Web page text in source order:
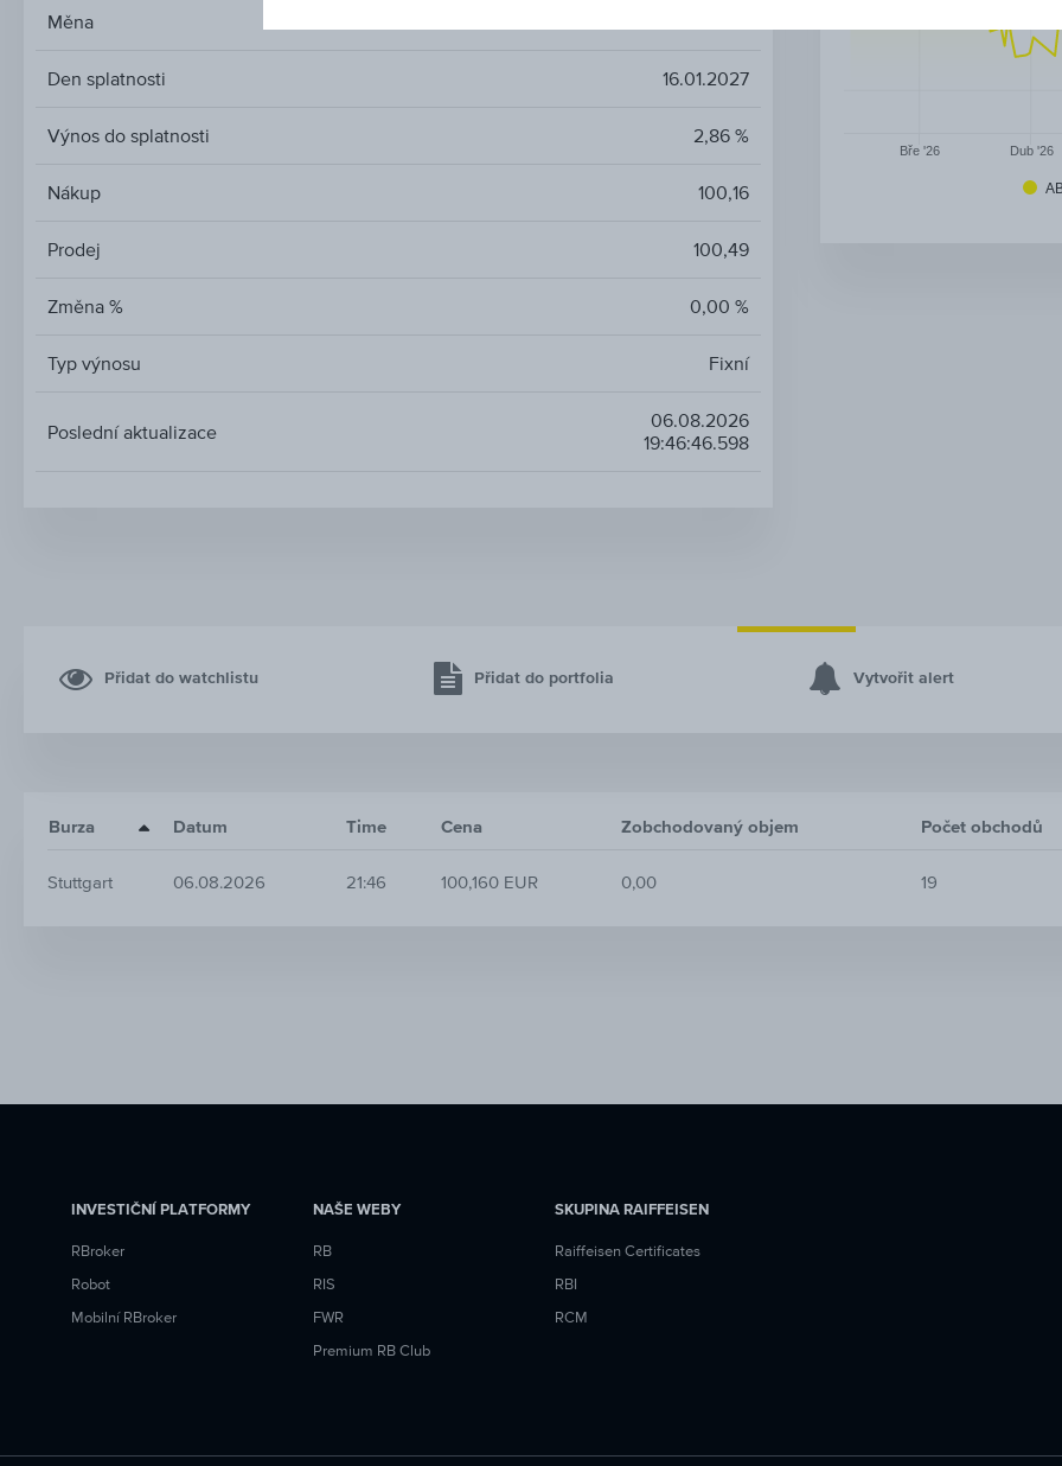
Měna
Den splatnosti 16.01.2027
Výnos do splatnosti 2,86 %
Nákup 100,16
Prodej 100,49
Změna % 0,00 %
Typ výnosu Fixní
Poslední aktualizace
06.08.2026
19:46:46.598
Bře '26 Dub '26
Přidat do watchlistu Přidat do portfolia Vytvořit alert
Burza Datum Time Cena Zobchodovaný objem Počet obchodů
Stuttgart 06.08.2026 21:46 100,160 EUR 0,00 19
INVESTIČNÍ PLATFORMY
RBroker
Robot
Mobilní RBroker
NAŠE WEBY
RB
RIS
FWR
Premium RB Club
SKUPINA RAIFFEISEN
Raiffeisen Certificates
RBI
RCM